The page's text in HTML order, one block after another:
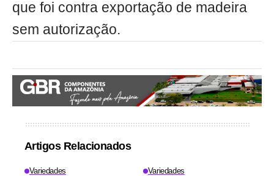
que foi contra exportação de madeira
sem autorização.
Artigos Relacionados
Variedades Variedades